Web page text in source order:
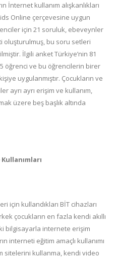
İnternet kullanım alışkanlıkları
Online çerçevesine uygun
için 21 soruluk, ebeveynler
oluşturulmuş, bu soru setleri
İlgili anket Türkiye’nin 81
öğrenci ve bu öğrencilerin birer
uygulanmıştır. Çocukların ve
ayrı ayrı erişim ve kullanım,
üzere beş başlık altında
için kullandıkları BİT cihazları
çocukların en fazla kendi akıllı
bilgisayarla internete erişim
interneti eğitim amaçlı kullanımı
sitelerini kullanma, kendi video